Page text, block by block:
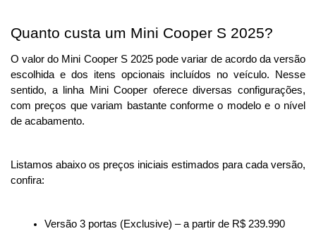
Quanto custa um Mini Cooper S 2025?
O valor do Mini Cooper S 2025 pode variar de acordo da versão
escolhida e dos itens opcionais incluídos no veículo.
Nesse
sentido, a linha Mini Cooper oferece diversas configurações,
com preços que variam bastante conforme o modelo e o nível
de acabamento.
Listamos abaixo os preços iniciais estimados para cada versão,
confira:
Versão 3 portas (Exclusive) – a partir de R$ 239.990